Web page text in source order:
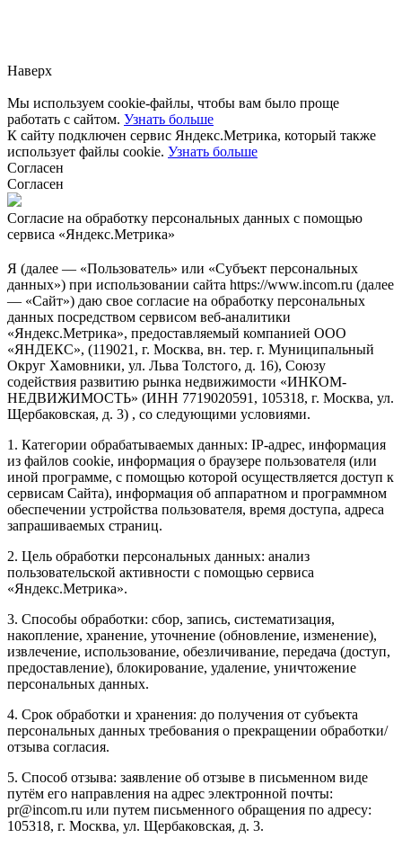
Наверх
Мы используем cookie-файлы, чтобы вам было проще
работать с сайтом. Узнать больше
К сайту подключен сервис Яндекс.Метрика, который также
использует файлы cookie. Узнать больше
Согласен
Согласен
Согласие на обработку персональных данных с помощью
сервиса «Яндекс.Метрика»
Я (далее — «Пользователь» или «Субъект персональных
данных») при использовании сайта https://www.incom.ru (далее
— «Сайт») даю свое согласие на обработку персональных
данных посредством сервисом веб-аналитики
«Яндекс.Метрика», предоставляемый компанией ООО
«ЯНДЕКС», (119021, г. Москва, вн. тер. г. Муниципальный
Округ Хамовники, ул. Льва Толстого, д. 16), Союзу
содействия развитию рынка недвижимости «ИНКОМ-
НЕДВИЖИМОСТЬ» (ИНН 7719020591, 105318, г. Москва, ул.
Щербаковская, д. 3) , со следующими условиями.
1. Категории обрабатываемых данных: IP-адрес, информация
из файлов cookie, информация о браузере пользователя (или
иной программе, с помощью которой осуществляется доступ к
сервисам Сайта), информация об аппаратном и программном
обеспечении устройства пользователя, время доступа, адреса
запрашиваемых страниц.
2. Цель обработки персональных данных: анализ
пользовательской активности с помощью сервиса
«Яндекс.Метрика».
3. Способы обработки: сбор, запись, систематизация,
накопление, хранение, уточнение (обновление, изменение),
извлечение, использование, обезличивание, передача (доступ,
предоставление), блокирование, удаление, уничтожение
персональных данных.
4. Срок обработки и хранения: до получения от субъекта
персональных данных требования о прекращении обработки/
отзыва согласия.
5. Способ отзыва: заявление об отзыве в письменном виде
путём его направления на адрес электронной почты:
pr@incom.ru или путем письменного обращения по адресу:
105318, г. Москва, ул. Щербаковская, д. 3.